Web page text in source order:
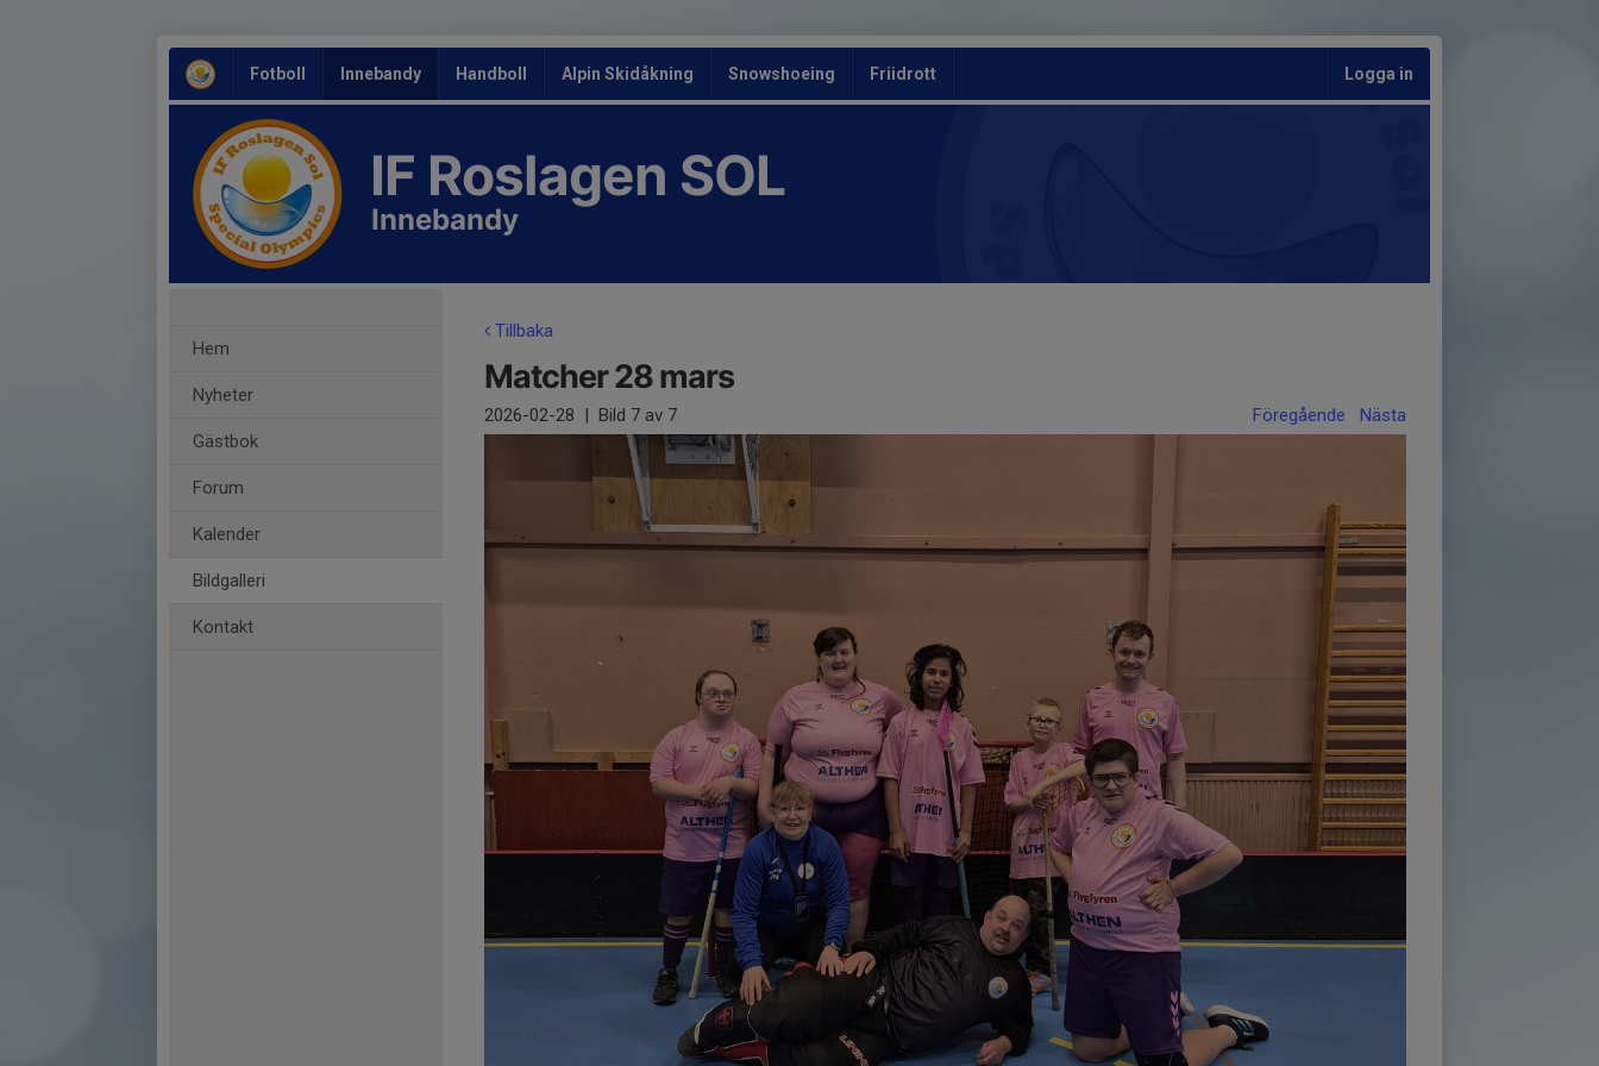
Fotboll Innebandy Handboll Alpin Skidåkning Snowshoeing Friidrott Logga in
IF Roslagen SOL
Innebandy
Hem
Nyheter
Gästbok
Forum
Kalender
Bildgalleri
Kontakt
Tillbaka
Matcher 28 mars
2026-02-28 | Bild 7 av 7 Föregående Nästa